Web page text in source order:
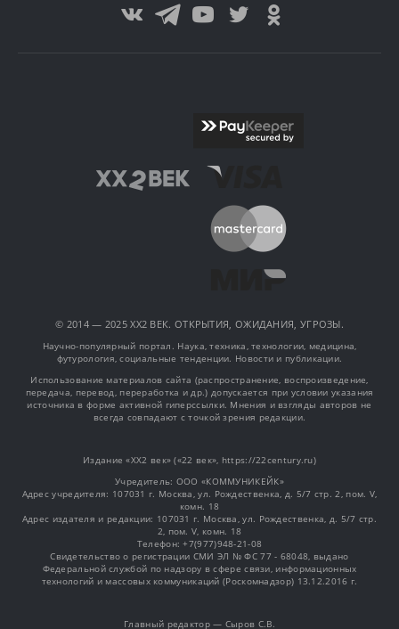
© 2014 — 2025 XX2 ВЕК. ОТКРЫТИЯ, ОЖИДАНИЯ, УГРОЗЫ.
Научно-популярный портал. Наука, техника, технологии, медицина,
футурология, социальные тенденции. Новости и публикации.
Использование материалов сайта (распространение, воспроизведение,
передача, перевод, переработка и др.) допускается при условии указания
источника в форме активной гиперссылки. Мнения и взгляды авторов не
всегда совпадают с точкой зрения редакции.
Издание «XX2 век» («22 век», https://22century.ru)
Учредитель: OOO «КОММУНИКЕЙК»
Адрес учредителя: 107031 г. Москва, ул. Рождественка, д. 5/7 стр. 2, пом. V,
комн. 18
Адрес издателя и редакции: 107031 г. Москва, ул. Рождественка, д. 5/7 стр.
2, пом. V, комн. 18
Телефон: +7(977)948-21-08
Свидетельство о регистрации СМИ ЭЛ № ФС 77 - 68048, выдано
Федеральной службой по надзору в сфере связи, информационных
технологий и массовых коммуникаций (Роскомнадзор) 13.12.2016 г.
Главный редактор — Сыров С.В.